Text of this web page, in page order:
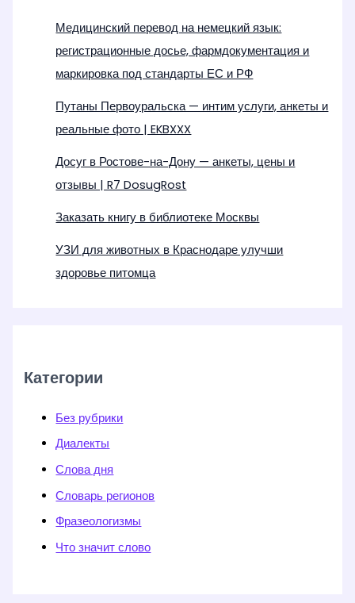
Медицинский перевод на немецкий язык:
регистрационные досье, фармдокументация и
маркировка под стандарты ЕС и РФ
Путаны Первоуральска — интим услуги, анкеты и
реальные фото | EKBXXX
Досуг в Ростове-на-Дону — анкеты, цены и
отзывы | R7 DosugRost
Заказать книгу в библиотеке Москвы
УЗИ для животных в Краснодаре улучши
здоровье питомца
Категории
Без рубрики
Диалекты
Слова дня
Словарь регионов
Фразеологизмы
Что значит слово